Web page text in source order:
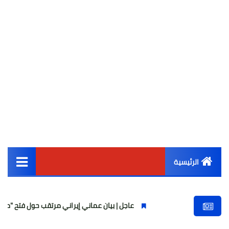
الرئيسية
أخبار مصر
عاجل | بيان عماني إيراني مرتقب حول فتح "ممر عبور